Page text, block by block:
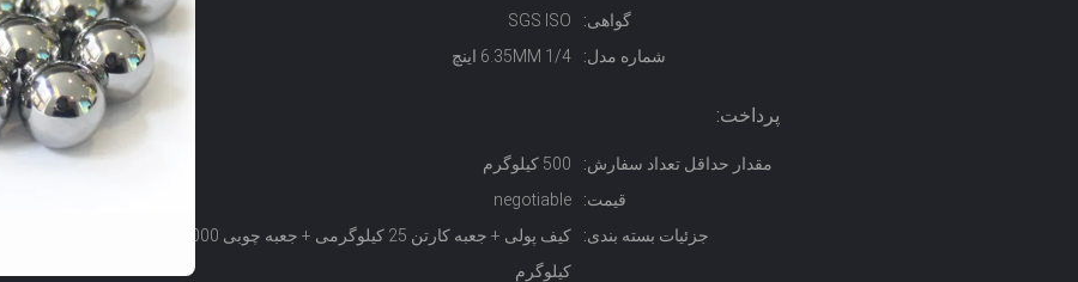
گواهی:
SGS ISO
شماره مدل:
6.35MM 1/4 اینچ
پرداخت:
مقدار حداقل تعداد سفارش:
500 کیلوگرم
قیمت:
negotiable
جزئیات بسته بندی:
کیف پولی + جعبه کارتن 25 کیلوگرمی + جعبه چوبی 1000
کیلوگرم